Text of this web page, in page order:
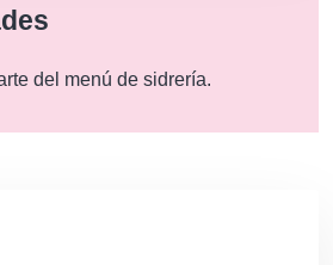
del menú de sidrería.